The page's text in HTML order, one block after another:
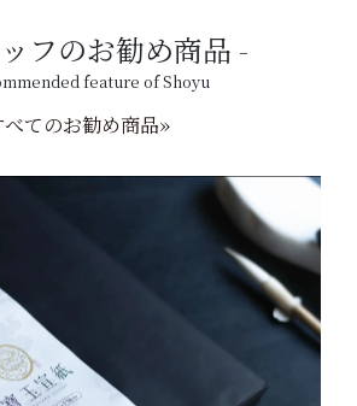
フのお勧め商品
feature of Shoyu
べてのお勧め商品»